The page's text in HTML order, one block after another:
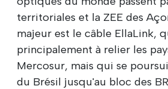
territoriales et la ZEE des
majeur est le câble EllaLink,
principalement à relier les
Mercosur, mais qui se
du Brésil jusqu'au bloc des